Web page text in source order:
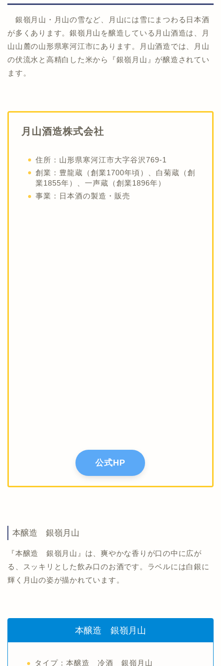
銀嶺月山・月山の雪など、月山には雪にまつわる日本酒
が多くあります。銀嶺月山を醸造している月山酒造は、月
山山麓の山形県寒河江市にあります。月山酒造では、月山
の伏流水と高精白した米から『銀嶺月山』が醸造されてい
ます。
月山酒造株式会社
住所：山形県寒河江市大字谷沢769-1
創業：豊龍蔵（創業1700年頃）、白菊蔵（創
業1855年）、一声蔵（創業1896年）
事業：日本酒の製造・販売
公式HP
本醸造 銀嶺月山
『本醸造 銀嶺月山』は、爽やかな香りが口の中に広が
る、スッキリとした飲み口のお酒です。ラベルには白銀に
輝く月山の姿が描かれています。
本醸造 銀嶺月山
タイプ：本醸造 冷酒 銀嶺月山